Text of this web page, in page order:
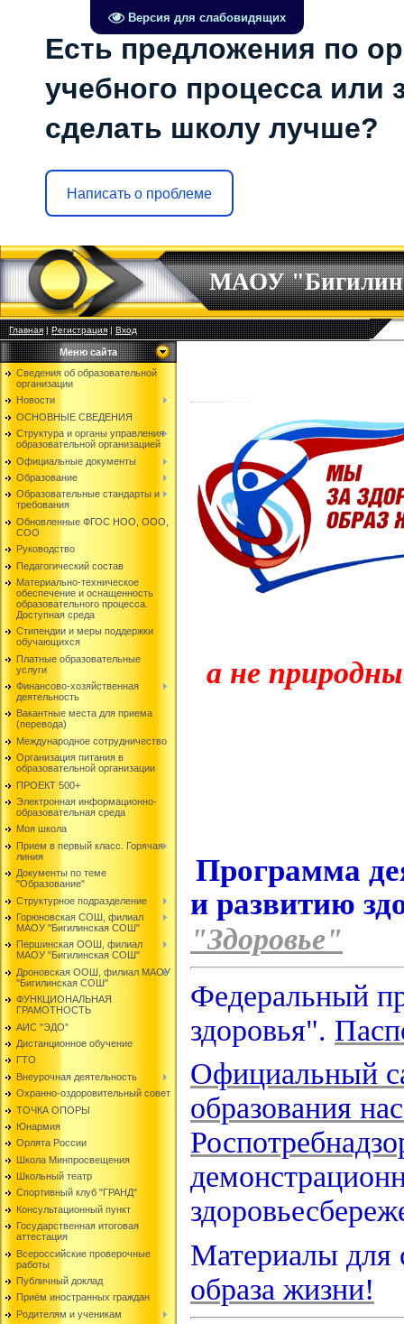
Версия для слабовидящих
Есть предложения по
учебного процесса или
сделать школу лучше?
Написать о проблеме
МАОУ
Главная|Регистрация|Вход
Меню сайта
Сведения об образовательной
организации
Новости
ОСНОВНЫЕ СВЕДЕНИЯ
Структура и органы управления
образовательной организацией
Официальные документы
Образование
Образовательные стандарты и
требования
Обновленные ФГОС НОО, ООО,
СОО
Руководство
Педагогический состав
Материально-техническое
обеспечение и оснащенность
образовательного процесса.
Доступная среда
Стипендии и меры поддержки
обучающихся
Платные образовательные
услуги
Финансово-хозяйственная
деятельность
Вакантные места для приема
(перевода)
Международное сотрудничество
Организация питания в
образовательной организации
ПРОЕКТ 500+
Электронная информационно-
образовательная среда
Моя школа
Прием в первый класс. Горячая
линия
Документы по теме
"Образование"
Структурное подразделение
Горюновская СОШ, филиал
МАОУ "Бигилинская СОШ"
Першинская ООШ, филиал
МАОУ "Бигилинская СОШ"
Дроновская ООШ, филиал МАОУ
"Бигилинская СОШ"
ФУНКЦИОНАЛЬНАЯ
ГРАМОТНОСТЬ
АИС "ЭДО"
Дистанционное обучение
ГТО
Внеурочная деятельность
Охранно-оздоровительный совет
ТОЧКА ОПОРЫ
Юнармия
Орлята России
Школа Минпросвещения
Школьный театр
Спортивный клуб "ГРАНД"
Консультационный пункт
Государственная итоговая
аттестация
Всероссийские проверочные
работы
Публичный доклад
Приём иностранных граждан
Родителям и ученикам
а не
Программа
и развитию
"Здоровье"
Федеральный
здоровья".
Официальный
образования
Материалы для
образа жизни!